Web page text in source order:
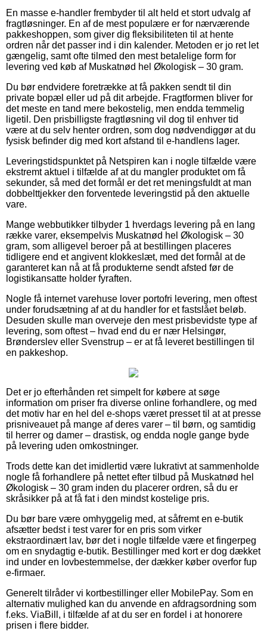
En masse e-handler frembyder til alt held et stort udvalg af
fragtløsninger. En af de mest populære er for nærværende
pakkeshoppen, som giver dig fleksibiliteten til at hente
ordren når det passer ind i din kalender. Metoden er jo ret let
gængelig, samt ofte tilmed den mest betalelige form for
levering ved køb af Muskatnød hel Økologisk – 30 gram.
Du bør endvidere foretrække at få pakken sendt til din
private bopæl eller ud på dit arbejde. Fragtformen bliver for
det meste en tand mere bekostelig, men endda temmelig
ligetil. Den prisbilligste fragtløsning vil dog til enhver tid
være at du selv henter ordren, som dog nødvendiggør at du
fysisk befinder dig med kort afstand til e-handlens lager.
Leveringstidspunktet på Netspiren kan i nogle tilfælde være
ekstremt aktuel i tilfælde af at du mangler produktet om få
sekunder, så med det formål er det ret meningsfuldt at man
dobbelttjekker den forventede leveringstid på den aktuelle
vare.
Mange webbutikker tilbyder 1 hverdags levering på en lang
række varer, eksempelvis Muskatnød hel Økologisk – 30
gram, som alligevel beroer på at bestillingen placeres
tidligere end et angivent klokkeslæt, med det formål at de
garanteret kan nå at få produkterne sendt afsted før de
logistikansatte holder fyraften.
Nogle få internet varehuse lover portofri levering, men oftest
under forudsætning af at du handler for et fastslået beløb.
Desuden skulle man overveje den mest prisbevidste type af
levering, som oftest – hvad end du er nær Helsingør,
Brønderslev eller Svenstrup – er at få leveret bestillingen til
en pakkeshop.
Det er jo efterhånden ret simpelt for købere at søge
information om priser fra diverse online forhandlere, og med
det motiv har en hel del e-shops været presset til at at presse
prisniveauet på mange af deres varer – til børn, og samtidig
til herrer og damer – drastisk, og endda nogle gange byde
på levering uden omkostninger.
Trods dette kan det imidlertid være lukrativt at sammenholde
nogle få forhandlere på nettet efter tilbud på Muskatnød hel
Økologisk – 30 gram inden du placerer ordren, så du er
skråsikker på at få fat i den mindst kostelige pris.
Du bør bare være omhyggelig med, at såfremt en e-butik
afsætter bedst i test varer for en pris som virker
ekstraordinært lav, bør det i nogle tilfælde være et fingerpeg
om en snydagtig e-butik. Bestillinger med kort er dog dækket
ind under en lovbestemmelse, der dækker køber overfor fup
e-firmaer.
Generelt tilråder vi kortbestillinger eller MobilePay. Som en
alternativ mulighed kan du anvende en afdragsordning som
f.eks. ViaBill, i tilfælde af at du ser en fordel i at honorere
prisen i flere bidder.